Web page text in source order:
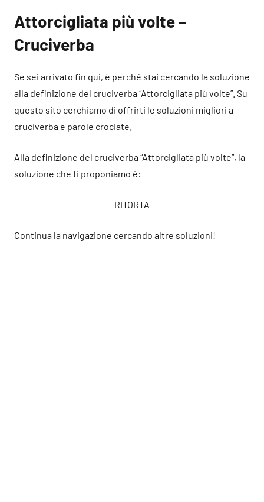
Attorcigliata più volte –
Cruciverba
Se sei arrivato fin qui, è perché stai cercando la soluzione
alla definizione del cruciverba “Attorcigliata più volte”. Su
questo sito cerchiamo di offrirti le soluzioni migliori a
cruciverba e parole crociate.
Alla definizione del cruciverba “Attorcigliata più volte”, la
soluzione che ti proponiamo è:
RITORTA
Continua la navigazione cercando altre soluzioni!